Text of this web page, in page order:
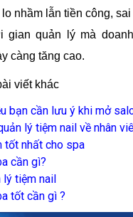
nhầm lẫn tiền công,
gian quản lý mà
càng tăng cao.
viết khác
bạn cần lưu ý khi mở
lý tiệm nail về nhân
tốt nhất cho spa
cần gì?
lý tiệm nail
tốt cần gì ?